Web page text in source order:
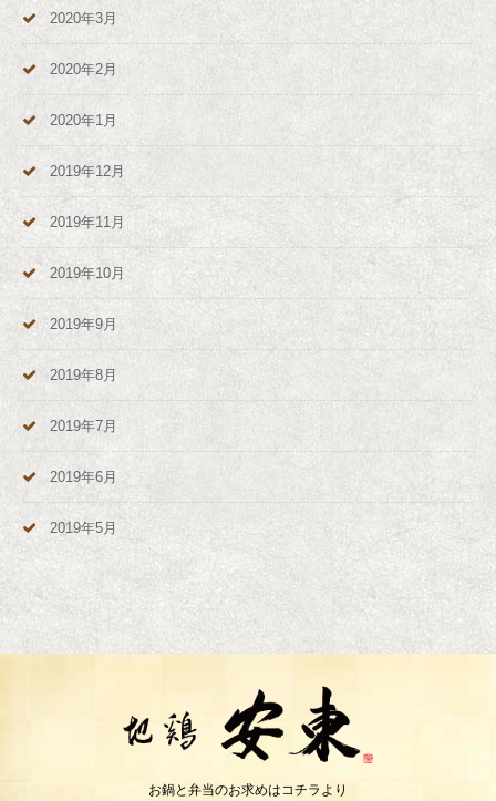
2020年3月
2020年2月
2020年1月
2019年12月
2019年11月
2019年10月
2019年9月
2019年8月
2019年7月
2019年6月
2019年5月
お鍋と弁当のお求めはコチラより